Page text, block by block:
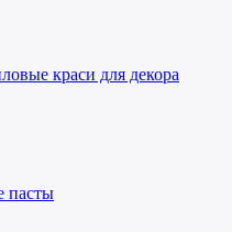
краси для декора
пасты